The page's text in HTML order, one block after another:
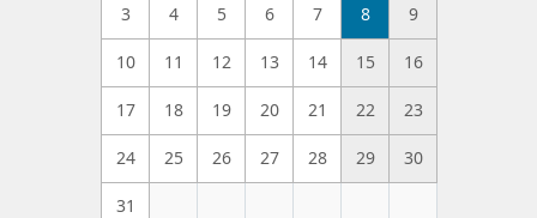
3 4 5 6 7 8 9
10 11 12 13 14 15 16
17 18 19 20 21 22 23
24 25 26 27 28 29 30
31